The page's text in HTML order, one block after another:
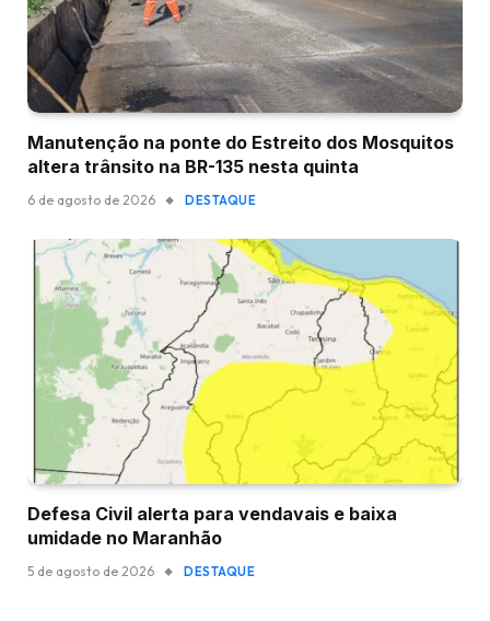
Manutenção na ponte do Estreito dos Mosquitos
altera trânsito na BR-135 nesta quinta
6 de agosto de 2026 DESTAQUE
Defesa Civil alerta para vendavais e baixa
umidade no Maranhão
5 de agosto de 2026 DESTAQUE